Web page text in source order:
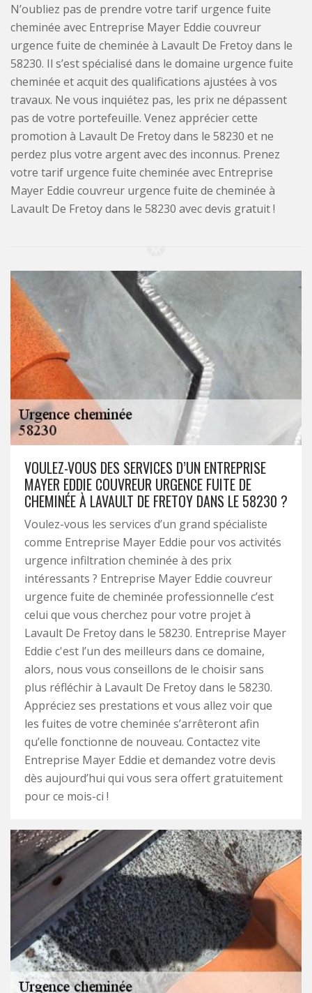
N’oubliez pas de prendre votre tarif urgence fuite
cheminée avec Entreprise Mayer Eddie couvreur
urgence fuite de cheminée à Lavault De Fretoy dans le
58230. Il s’est spécialisé dans le domaine urgence fuite
cheminée et acquit des qualifications ajustées à vos
travaux. Ne vous inquiétez pas, les prix ne dépassent
pas de votre portefeuille. Venez apprécier cette
promotion à Lavault De Fretoy dans le 58230 et ne
perdez plus votre argent avec des inconnus. Prenez
votre tarif urgence fuite cheminée avec Entreprise
Mayer Eddie couvreur urgence fuite de cheminée à
Lavault De Fretoy dans le 58230 avec devis gratuit !
VOULEZ-VOUS DES SERVICES D’UN ENTREPRISE
MAYER EDDIE COUVREUR URGENCE FUITE DE
CHEMINÉE À LAVAULT DE FRETOY DANS LE 58230 ?
Voulez-vous les services d’un grand spécialiste
comme Entreprise Mayer Eddie pour vos activités
urgence infiltration cheminée à des prix
intéressants ? Entreprise Mayer Eddie couvreur
urgence fuite de cheminée professionnelle c’est
celui que vous cherchez pour votre projet à
Lavault De Fretoy dans le 58230. Entreprise Mayer
Eddie c'est l’un des meilleurs dans ce domaine,
alors, nous vous conseillons de le choisir sans
plus réfléchir à Lavault De Fretoy dans le 58230.
Appréciez ses prestations et vous allez voir que
les fuites de votre cheminée s’arrêteront afin
qu’elle fonctionne de nouveau. Contactez vite
Entreprise Mayer Eddie et demandez votre devis
dès aujourd’hui qui vous sera offert gratuitement
pour ce mois-ci !